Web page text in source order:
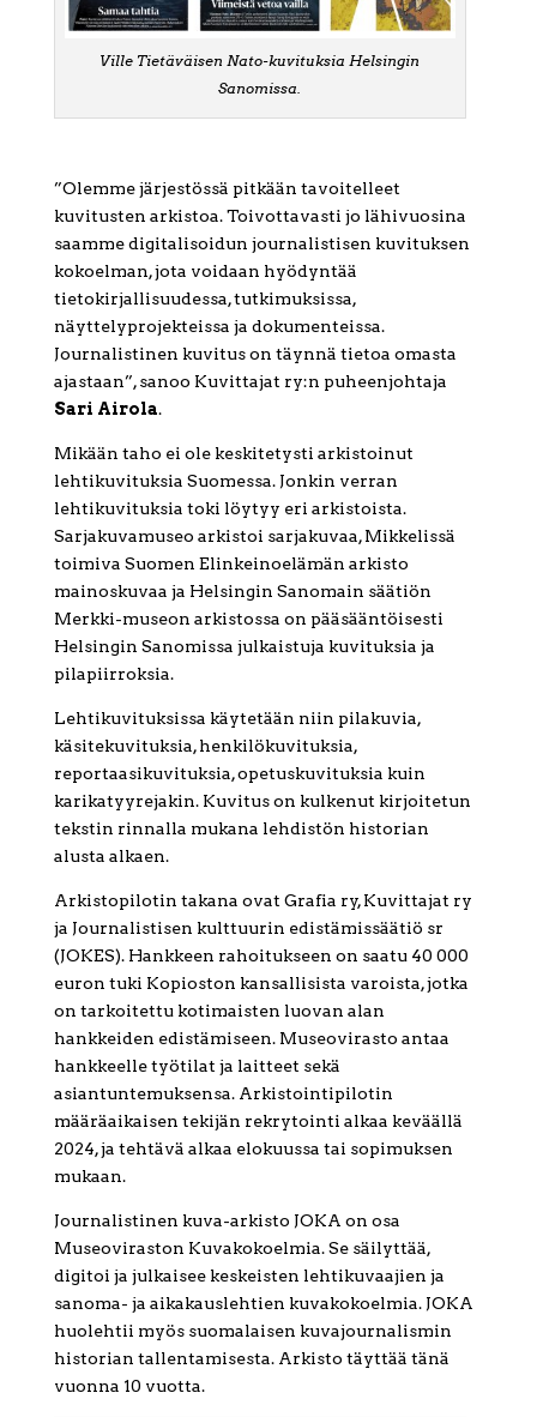
Ville Tietäväisen Nato-kuvituksia Helsingin
Sanomissa.
”Olemme järjestössä pitkään tavoitelleet
kuvitusten arkistoa. Toivottavasti jo lähivuosina
saamme digitalisoidun journalistisen kuvituksen
kokoelman, jota voidaan hyödyntää
tietokirjallisuudessa, tutkimuksissa,
näyttelyprojekteissa ja dokumenteissa.
Journalistinen kuvitus on täynnä tietoa omasta
ajastaan”, sanoo Kuvittajat ry:n puheenjohtaja
Sari Airola.
Mikään taho ei ole keskitetysti arkistoinut
lehtikuvituksia Suomessa. Jonkin verran
lehtikuvituksia toki löytyy eri arkistoista.
Sarjakuvamuseo arkistoi sarjakuvaa, Mikkelissä
toimiva Suomen Elinkeinoelämän arkisto
mainoskuvaa ja Helsingin Sanomain säätiön
Merkki-museon arkistossa on pääsääntöisesti
Helsingin Sanomissa julkaistuja kuvituksia ja
pilapiirroksia.
Lehtikuvituksissa käytetään niin pilakuvia,
käsitekuvituksia, henkilökuvituksia,
reportaasikuvituksia, opetuskuvituksia kuin
karikatyyrejakin. Kuvitus on kulkenut kirjoitetun
tekstin rinnalla mukana lehdistön historian
alusta alkaen.
Arkistopilotin takana ovat Grafia ry, Kuvittajat ry
ja Journalistisen kulttuurin edistämissäätiö sr
(JOKES). Hankkeen rahoitukseen on saatu 40 000
euron tuki Kopioston kansallisista varoista, jotka
on tarkoitettu kotimaisten luovan alan
hankkeiden edistämiseen. Museovirasto antaa
hankkeelle työtilat ja laitteet sekä
asiantuntemuksensa. Arkistointipilotin
määräaikaisen tekijän rekrytointi alkaa keväällä
2024, ja tehtävä alkaa elokuussa tai sopimuksen
mukaan.
Journalistinen kuva-arkisto JOKA on osa
Museoviraston Kuvakokoelmia. Se säilyttää,
digitoi ja julkaisee keskeisten lehtikuvaajien ja
sanoma- ja aikakauslehtien kuvakokoelmia. JOKA
huolehtii myös suomalaisen kuvajournalismin
historian tallentamisesta. Arkisto täyttää tänä
vuonna 10 vuotta.